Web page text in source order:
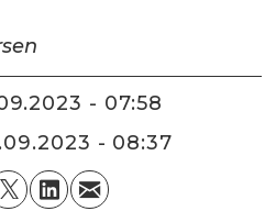
- 07:58
- 08:37